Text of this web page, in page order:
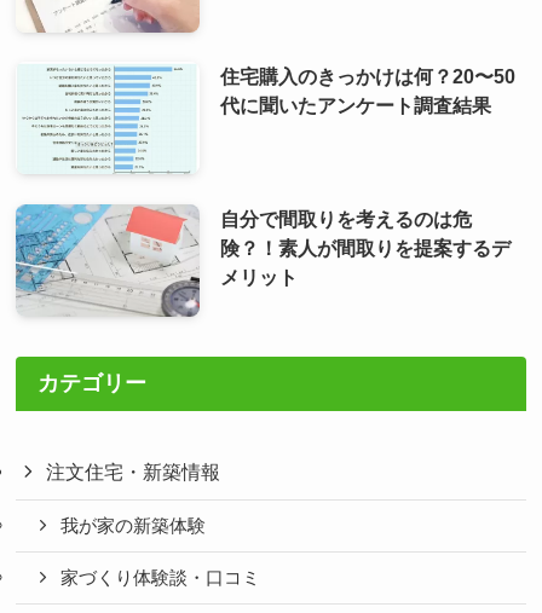
住宅購入のきっかけは何？20〜50
代に聞いたアンケート調査結果
自分で間取りを考えるのは危
険？！素人が間取りを提案するデ
メリット
カテゴリー
注文住宅・新築情報
我が家の新築体験
家づくり体験談・口コミ